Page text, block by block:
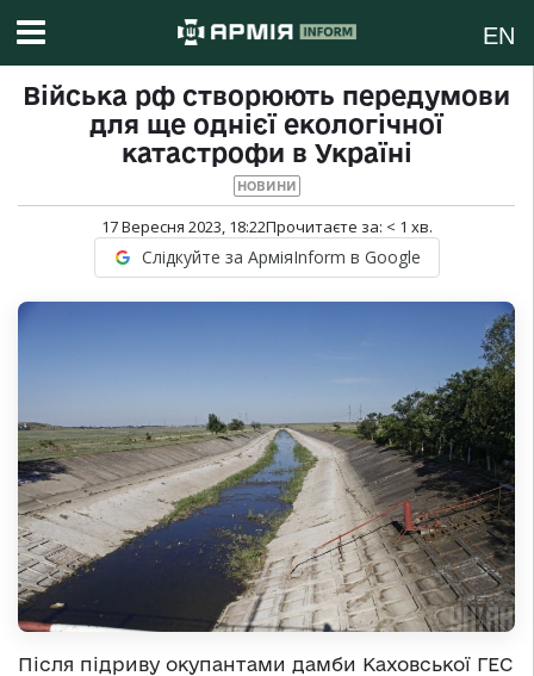
EN
Війська рф створюють передумови
для ще однієї екологічної
катастрофи в Україні
НОВИНИ
17 Вересня 2023, 18:22Прочитаєте за: < 1 хв.
Слідкуйте за АрміяInform в Google
Після підриву окупантами дамби Каховської ГЕС